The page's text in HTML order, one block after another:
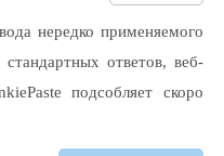
нередко применяемого
ответов, веб-
подсобляет скоро